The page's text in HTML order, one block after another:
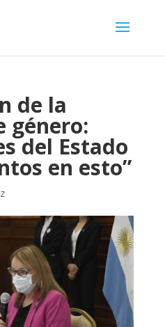
de la
género:
del Estado
en esto”